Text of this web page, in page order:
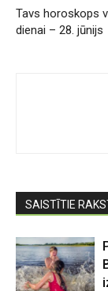
Tavs horoskops
dienai – 28. jūnijs
SAISTĪTIE